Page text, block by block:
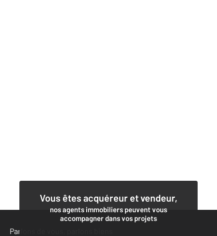
Vous êtes acquéreur et vendeur,
nos agents immobiliers peuvent vous
accompagner dans vos projets
Parlons de vous, parlons biens